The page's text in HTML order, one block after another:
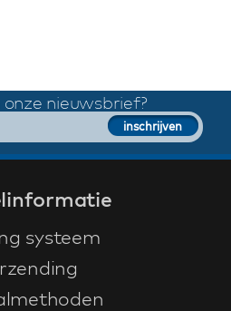
nieuwsbrief?
systeem